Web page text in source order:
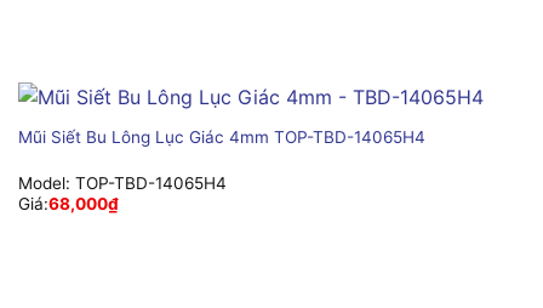
Mũi Siết Bu Lông Lục Giác 4mm TOP-TBD-14065H4
Model: TOP-TBD-14065H4
Giá:68,000₫